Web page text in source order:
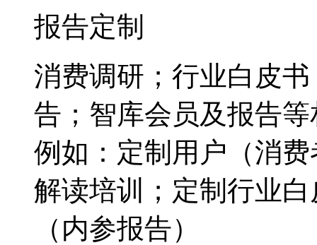
报告定制
消费调研；行业白皮
告；智库会员及报告
例如：定制用户（消
解读培训；定制行业
（内参报告）